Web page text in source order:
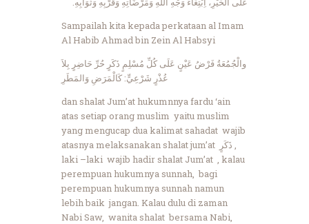
Sampailah kita kepada perkataan al Imam
Al Habib Ahmad bin Zein Al Habsyi
والْجُمُعَةُ فَرْضُ عَيْنٍ عَلَى كُلِّ مُسْلِمٍ ذَكَرٍ حُرِّ حَاضِرٍ بِلاَ
عُذْرٍ شَرْعِيٍّ: كَالْمَرَضِ وَالمَطَرِ
dan shalat Jum’at hukumnnya fardu ‘ain
atas setiap orang muslim yaitu muslim
yang mengucap dua kalimat sahadat wajib
atasnya melaksanakan shalat jum’at ذَكَرٍ ,
laki –laki wajib hadir shalat Jum’at , kalau
perempuan hukumnya sunnah, bagi
perempuan hukumnya sunnah namun
lebih baik jangan. Kalau dulu di zaman
Nabi Saw, wanita shalat bersama Nabi,